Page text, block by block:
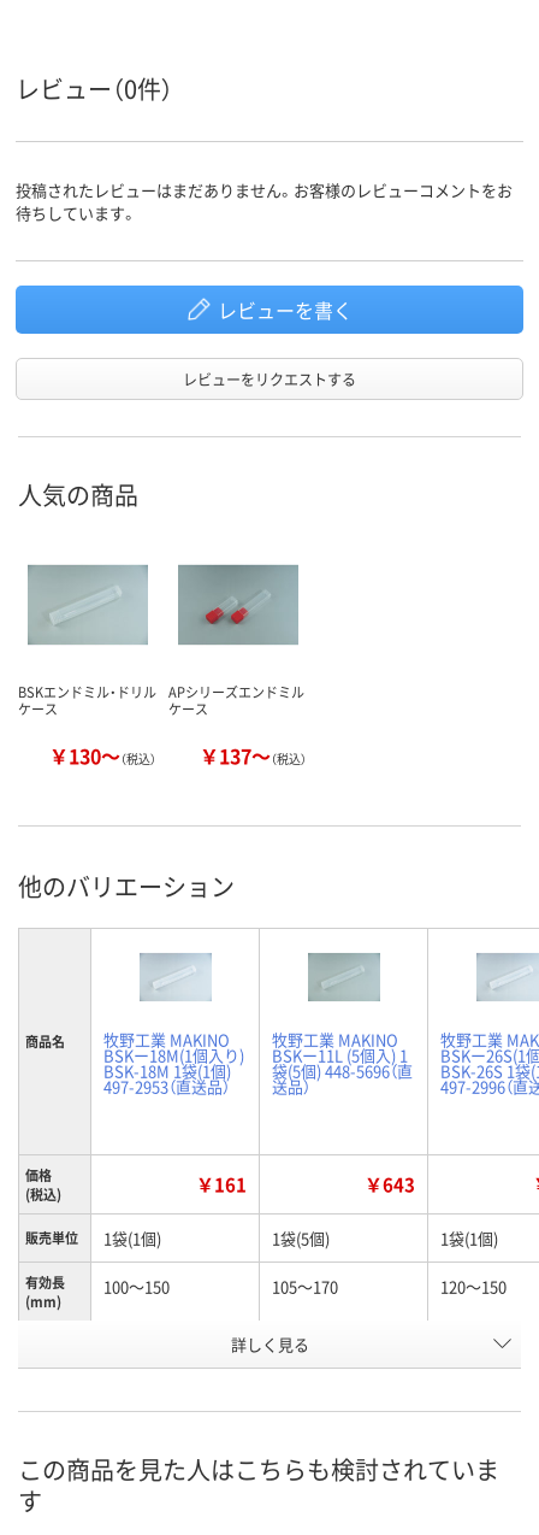
レビュー（0件）
投稿されたレビューはまだありません。お客様のレビューコメントをお
待ちしています。
レビューを書く
レビューをリクエストする
人気の商品
BSKエンドミル・ドリル
ケース
￥130～（税込）
APシリーズエンドミル
ケース
￥137～（税込）
他のバリエーション
商品名 牧野工業 MAKINO
BSKー18M(1個入り)
BSK-18M 1袋(1個)
497-2953（直送品）
牧野工業 MAKINO
BSKー11L (5個入) 1
袋(5個) 448-5696（直
送品）
牧野工業
BSKー26S(1
BSK-26S 1袋
497-2996（直
価格
(税込)
￥161 ￥643
販売単位 1袋(1個) 1袋(5個) 1袋(1個)
有効長
(mm)
100～150 105～170 120～150
K960603 N261116
詳しく見る
この商品を見た人はこちらも検討されていま
す